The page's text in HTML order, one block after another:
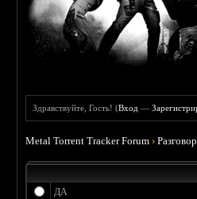
Здравствуйте, Гость! (Вход —
Metal Torrent Tracker Forum ›
ДА